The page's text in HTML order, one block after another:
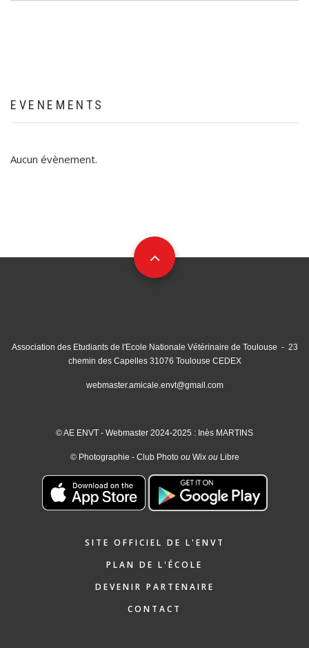
EVENEMENTS
Aucun évènement.
Association des Etudiants de l'Ecole Nationale Vétérinaire de Toulouse - 23
chemin des Capelles 31076 Toulouse CEDEX
webmaster.amicale.envt@gmail.com
© AE ENVT - Webmaster 2024-2025 : Inès MARTINS
© Photographie - Club Photo ouWix ou Libre
SITE OFFICIEL DE L'ENVT
PLAN DE L'ÉCOLE
DEVENIR PARTENAIRE
CONTACT